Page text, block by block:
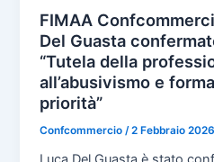
FIMAA
Del Guasta
“Tutela della
all’abusivismo e
priorità”
Confcommercio /2 Febbraio 2026